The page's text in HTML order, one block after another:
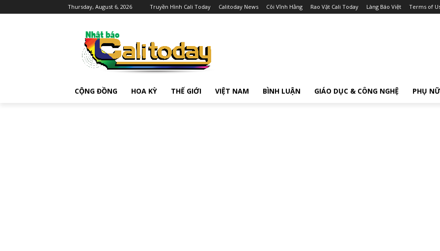
Thursday, August 6, 2026 Truyền Hình Cali Today Calitoday News Cõi Vĩnh Hằng Rao Vặt Cali Today Làng Báo Việt Terms of
CỘNG ĐỒNG HOA KỲ THẾ GIỚI VIỆT NAM BÌNH LUẬN GIÁO DỤC & CÔNG NGHỆ PHỤ NỮ